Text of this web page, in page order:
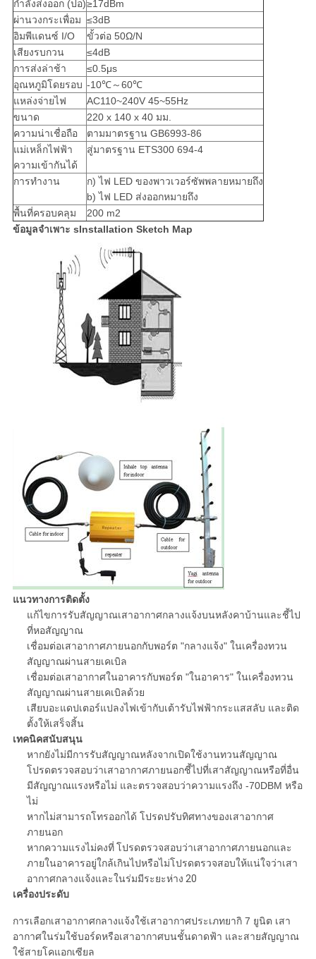
กำลังส่งออก (ปอ)≥17dBm
ผ่านวงกระเพื่อม ≤3dB
อิมพีแดนซ์ I/O
ขั้วต่อ 50Ω/N
เสียงรบกวน
≤4dB
การส่งล่าช้า
≤0.5μs
อุณหภูมิโดยรอบ -10℃～60℃
แหล่งจ่ายไฟ
AC110~240V 45~55Hz
ขนาด
220 x 140 x 40 มม.
ความน่าเชื่อถือ
ตามมาตรฐาน GB6993-86
แม่เหล็กไฟฟ้า
ความเข้ากันได้
สู่มาตรฐาน ETS300 694-4
การทำงาน
ก) ไฟ LED ของพาวเวอร์ซัพพลายหมายถึง
b) ไฟ LED ส่งออกหมายถึง
พื้นที่ครอบคลุม
200 m2
ข้อมูลจำเพาะ sInstallation Sketch Map
แนวทางการติดตั้ง
แก้ไขการรับสัญญาณเสาอากาศกลางแจ้งบนหลังคาบ้านและชี้ไป
ที่หอสัญญาณ
เชื่อมต่อเสาอากาศภายนอกกับพอร์ต "กลางแจ้ง" ในเครื่องทวน
สัญญาณผ่านสายเคเบิล
เชื่อมต่อเสาอากาศในอาคารกับพอร์ต "ในอาคาร" ในเครื่องทวน
สัญญาณผ่านสายเคเบิลด้วย
เสียบอะแดปเตอร์แปลงไฟเข้ากับเต้ารับไฟฟ้ากระแสสลับ และติด
ตั้งให้เสร็จสิ้น
เทคนิคสนับสนุน
หากยังไม่มีการรับสัญญาณหลังจากเปิดใช้งานทวนสัญญาณ
โปรดตรวจสอบว่าเสาอากาศภายนอกชี้ไปที่เสาสัญญาณหรือที่อื่น
มีสัญญาณแรงหรือไม่ และตรวจสอบว่าความแรงถึง -70DBM หรือ
ไม่
หากไม่สามารถโทรออกได้ โปรดปรับทิศทางของเสาอากาศ
ภายนอก
หากความแรงไม่คงที่ โปรดตรวจสอบว่าเสาอากาศภายนอกและ
ภายในอาคารอยู่ใกล้เกินไปหรือไม่โปรดตรวจสอบให้แน่ใจว่าเสา
อากาศกลางแจ้งและในร่มมีระยะห่าง 20
เครื่องประดับ
การเลือกเสาอากาศกลางแจ้งใช้เสาอากาศประเภทยากิ 7 ยูนิต เสา
อากาศในร่มใช้บอร์ดหรือเสาอากาศบนชั้นดาดฟ้า และสายสัญญาณ
ใช้สายโคแอกเซียล